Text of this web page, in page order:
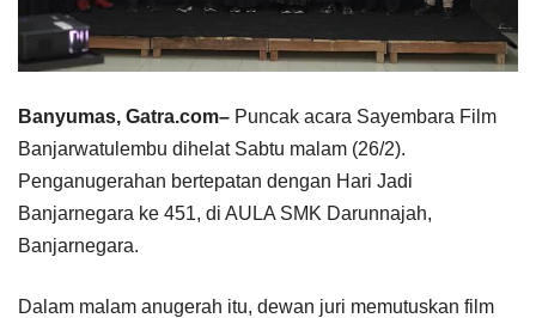
Banyumas, Gatra.com– Puncak acara Sayembara Film
Banjarwatulembu dihelat Sabtu malam (26/2).
Penganugerahan bertepatan dengan Hari Jadi
Banjarnegara ke 451, di AULA SMK Darunnajah,
Banjarnegara.
Dalam malam anugerah itu, dewan juri memutuskan film